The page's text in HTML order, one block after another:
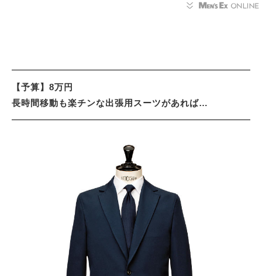
【予算】8万円
長時間移動も楽チンな出張用スーツがあれば…